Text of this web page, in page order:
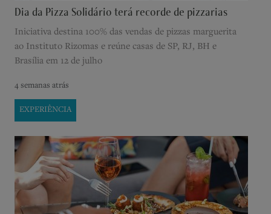
Dia da Pizza Solidário terá recorde de pizzarias
Iniciativa destina 100% das vendas de pizzas marguerita
ao Instituto Rizomas e reúne casas de SP, RJ, BH e
Brasília em 12 de julho
4 semanas atrás
EXPERIÊNCIA